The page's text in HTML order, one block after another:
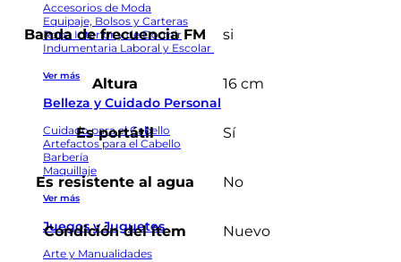
Accesorios de Moda
Equipaje, Bolsos y Carteras
Ropa Interior y de Dormir
Indumentaria Laboral y Escolar
Ver más
Belleza y Cuidado Personal
Cuidado para el Cabello
Artefactos para el Cabello
Barbería
Maquillaje
Ver más
Juegos y Juguetes
Arte y Manualidades
Banda de frecuencia FM si
Altura 16 cm
Es portátil Sí
Es resistente al agua No
Condición del ítem Nuevo